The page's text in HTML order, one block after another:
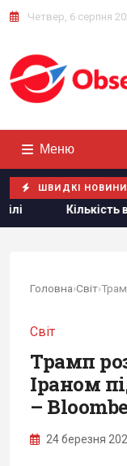
Четвер, 6 серпня
Меню
ШВИДКІ НОВИНИ
вильотів
Головна›Світ›
Світ
Трамп
Іраном
–
24 березня